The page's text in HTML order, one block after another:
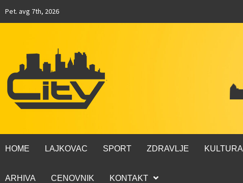
Pet. avg 7th, 2026
HOME LAJKOVAC SPORT ZDRAVLJE KULTURA
ARHIVA CENOVNIK KONTAKT